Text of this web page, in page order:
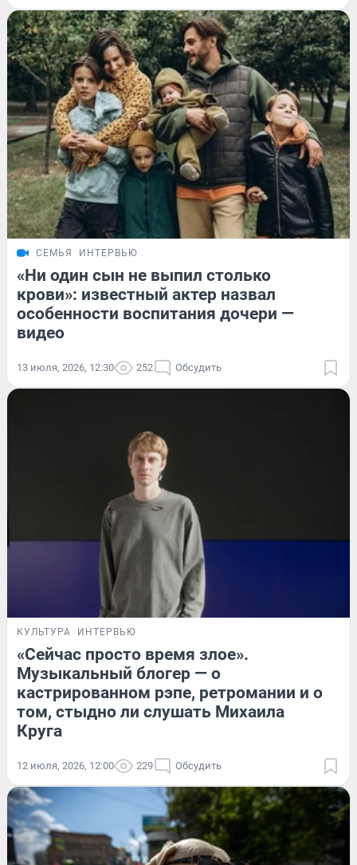
СЕМЬЯ ИНТЕРВЬЮ
«Ни один сын не выпил столько
крови»: известный актер назвал
особенности воспитания дочери —
видео
13 июля, 2026, 12:30 252 Обсудить
КУЛЬТУРА ИНТЕРВЬЮ
«Сейчас просто время злое».
Музыкальный блогер — о
кастрированном рэпе, ретромании и о
том, стыдно ли слушать Михаила
Круга
12 июля, 2026, 12:00 229 Обсудить